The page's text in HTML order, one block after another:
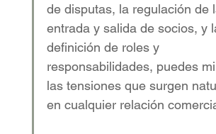
de disputas, la regulación de
entrada y salida de socios, y
definición de roles y
responsabilidades, puedes
las tensiones que surgen
en cualquier relación